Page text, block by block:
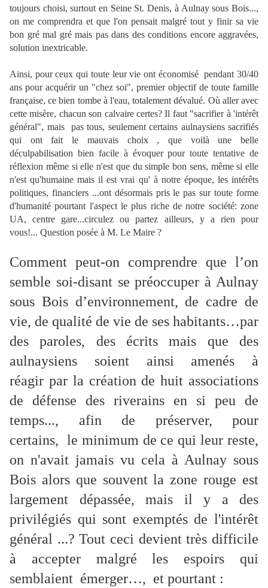
toujours choisi, surtout en Seine St. Denis, à Aulnay sous Bois...,
on me comprendra et que l'on pensait malgré tout y finir sa vie
bon gré mal gré mais pas dans des conditions encore aggravées,
solution inextricable.
Ainsi, pour ceux qui toute leur vie ont économisé pendant 30/40
ans pour acquérir un "chez soi", premier objectif de toute famille
française, ce bien tombe à l'eau, totalement dévalué. Où aller avec
cette misère, chacun son calvaire certes? Il faut "sacrifier à 'intérêt
général", mais pas tous, seulement certains aulnaysiens sacrifiés
qui ont fait le mauvais choix , que voilà une belle
déculpabilisation bien facile à évoquer pour toute tentative de
réflexion même si elle n'est que du simple bon sens, même si elle
n'est qu'humaine mais il est vrai qu' à notre époque, les intérêts
politiques, financiers ...ont désormais pris le pas sur toute forme
d'humanité pourtant l'aspect le plus riche de notre société: zone
UA, centre gare...circulez ou partez ailleurs, y a rien pour
vous!... Question posée à M. Le Maire ?
Comment peut-on comprendre que l’on
semble soi-disant se préoccuper à Aulnay
sous Bois d’environnement, de cadre de
vie, de qualité de vie de ses habitants…par
des paroles, des écrits mais que des
aulnaysiens soient ainsi amenés à
réagir par la création de huit associations
de défense des riverains en si peu de
temps..., afin de préserver, pour
certains, le minimum de ce qui leur reste,
on n'avait jamais vu cela à Aulnay sous
Bois alors que souvent la zone rouge est
largement dépassée, mais il y a des
privilégiés qui sont exemptés de l'intérêt
général ...? Tout ceci devient très difficile
à accepter malgré les espoirs qui
semblaient émerger…, et pourtant :